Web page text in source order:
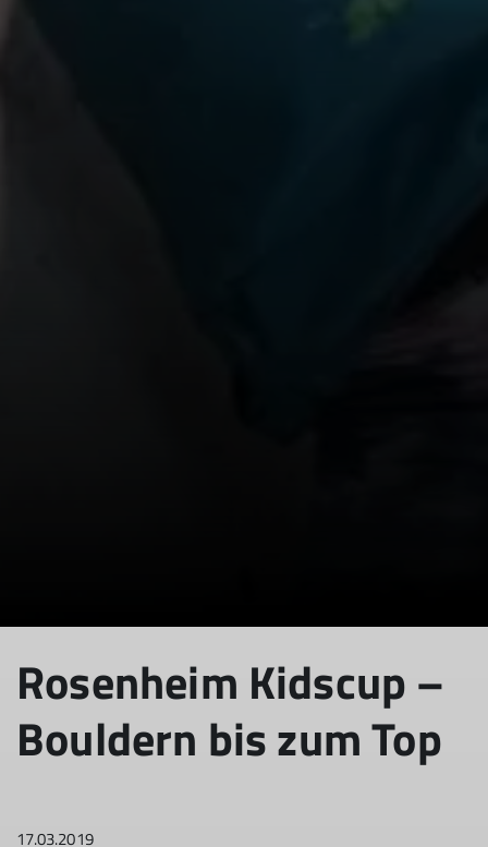
Rosenheim Kidscup –
Bouldern bis zum Top
17.03.2019